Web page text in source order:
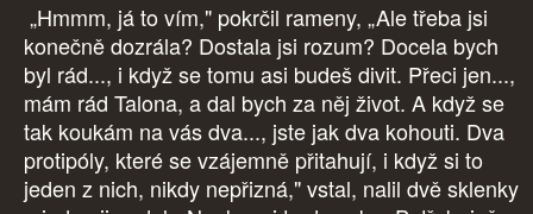
„Hmmm, já to vím," pokrčil rameny, „Ale třeba jsi
konečně dozrála? Dostala jsi rozum? Docela bych
byl rád..., i když se tomu asi budeš divit. Přeci jen...,
mám rád Talona, a dal bych za něj život. A když se
tak koukám na vás dva..., jste jak dva kohouti. Dva
protipóly, které se vzájemně přitahují, i když si to
jeden z nich, nikdy nepřizná," vstal, nalil dvě sklenky